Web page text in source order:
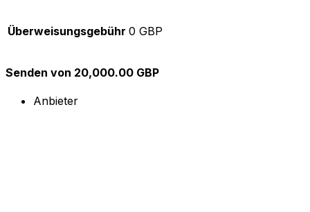
Überweisungsgebühr 0 GBP
Senden von 20,000.00 GBP
Anbieter